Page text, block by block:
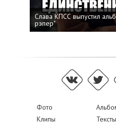
Слава КПСС выпустил
рэпер"
Фото
Клипы
Тексты